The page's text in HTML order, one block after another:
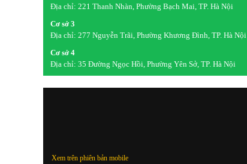
Địa chỉ: 221 Thanh Nhàn, Phường Bạch Mai, TP. Hà Nội
Cơ sở 3
Địa chỉ: 277 Nguyễn Trãi, Phường Khương Đình, TP. Hà Nội
Cơ sở 4
Địa chỉ: 35 Đường Ngọc Hồi, Phường Yên Sở, TP. Hà Nội
Xem trên phiên bản mobile